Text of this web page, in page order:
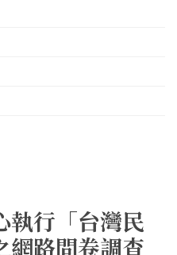
執行「台灣民
網路問卷調查